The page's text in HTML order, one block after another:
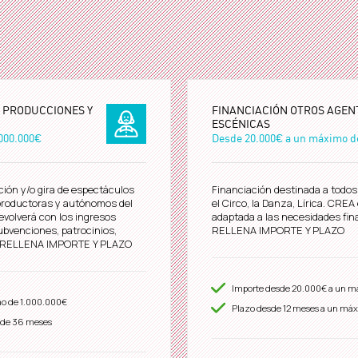
Y
y/o gira de espectáculos
y autónomos del
con los ingresos
patrocinios,
IMPORTE Y PLAZO
de1.000.000€
36 meses
FINANCIACIÓN OTROS
ESCÉNICAS
Desde20.000€a un máximo
Financiación destinada a
el Circo, la Danza, Lírica.
adaptada a las necesidades
RELLENA IMPORTE Y PLAZO
Importe desde20.000€a un
Plazo desde12meses a un